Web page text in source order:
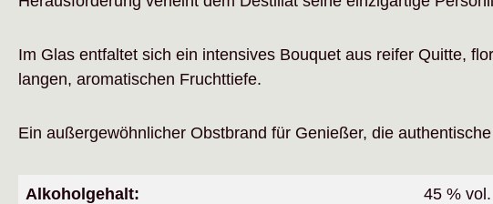
Im Glas entfaltet sich ein intensives Bouquet aus reifer Quitte,
langen, aromatischen Fruchttiefe.
Ein außergewöhnlicher Obstbrand für Genießer, die
Alkoholgehalt: 45 % vol.